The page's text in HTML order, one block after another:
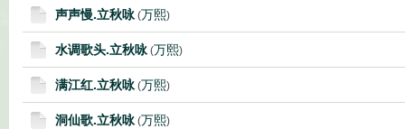
声声慢.立秋咏(万熙)
水调歌头.立秋咏(万熙)
满江红.立秋咏(万熙)
洞仙歌.立秋咏(万熙)